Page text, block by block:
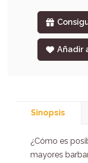
Añadir
Sinopsis
¿Cómo es
mayores